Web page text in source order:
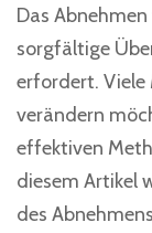
Das
sorgfältige
erfordert. Viele
verändern
effektiven
diesem Artikel
des